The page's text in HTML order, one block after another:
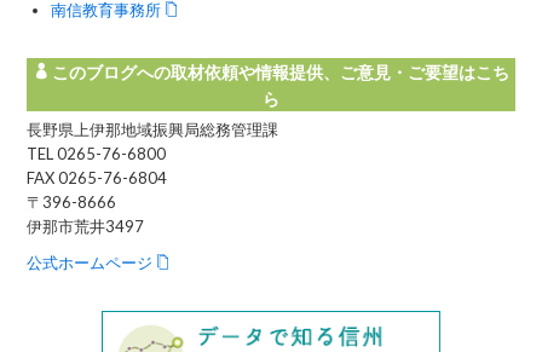
南信教育事務所
このブログへの取材依頼や情報提供、ご意見・ご要望はこち
ら
長野県上伊那地域振興局総務管理課
TEL 0265-76-6800
FAX 0265-76-6804
〒396-8666
伊那市荒井3497
公式ホームページ